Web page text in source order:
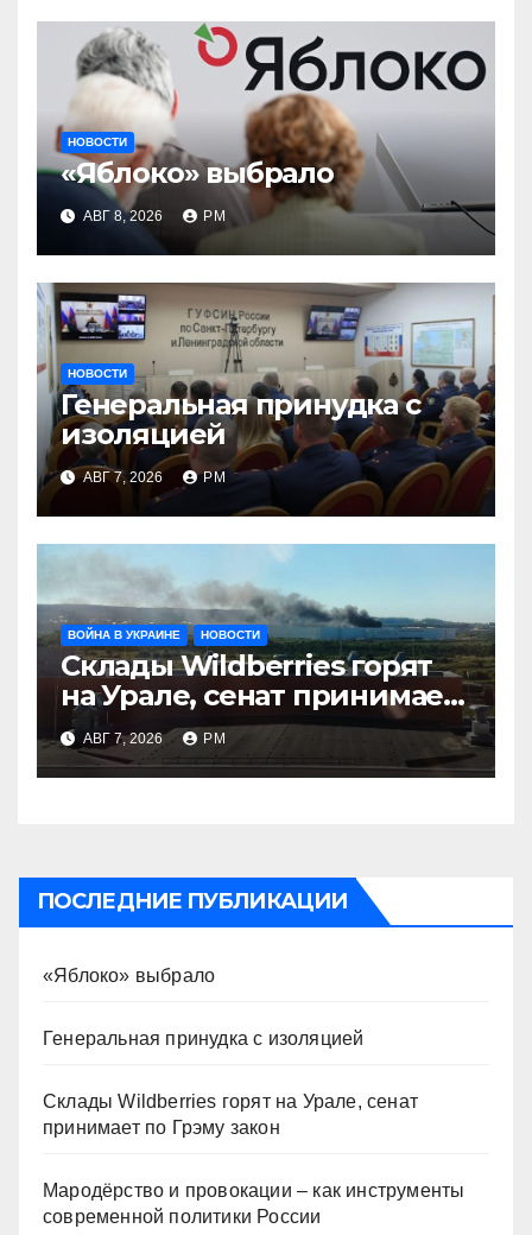
НОВОСТИ
«Яблоко» выбрало
АВГ 8, 2026 РМ
НОВОСТИ
Генеральная принудка с
изоляцией
АВГ 7, 2026 РМ
ВОЙНА В УКРАИНЕ НОВОСТИ
Склады Wildberries горят
на Урале, сенат принимает
по Грэму закон
АВГ 7, 2026 РМ
ПОСЛЕДНИЕ ПУБЛИКАЦИИ
«Яблоко» выбрало
Генеральная принудка с изоляцией
Склады Wildberries горят на Урале, сенат
принимает по Грэму закон
Мародёрство и провокации – как инструменты
современной политики России